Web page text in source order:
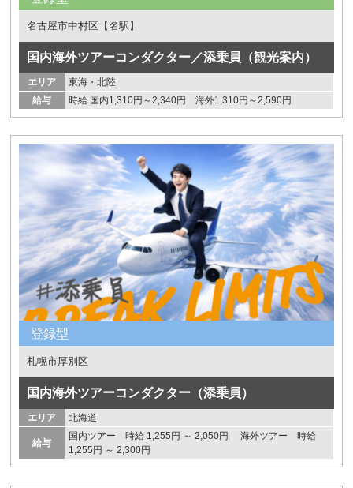
名古屋市中村区【名駅】
国内海外ツアーコンダクター／添乗員（観光案内）
エリア
東海・北陸
給与
時給 国内1,310円～2,340円 海外1,310円～2,590円
登録型
札幌市厚別区
国内海外ツアーコンダクター（添乗員）
エリア 北海道
給与
国内ツアー 時給 1,255円 ～ 2,050円 海外ツアー 時給
1,255円 ～ 2,300円